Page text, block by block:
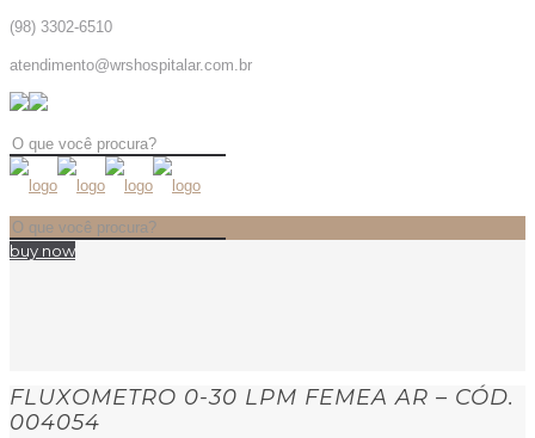
(98) 3302-6510
atendimento@wrshospitalar.com.br
buy now
FLUXOMETRO 0-30 LPM FEMEA AR – CÓD.
004054